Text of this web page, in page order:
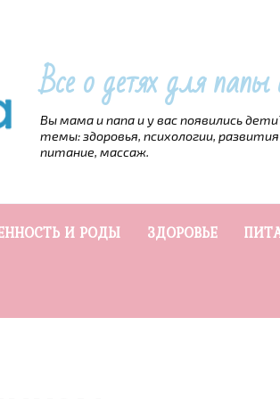
Все о детях для
Вы мама и папа и у вас появились
темы: здоровья, психологии,
питание, массаж.
И РОДЫ ЗДОРОВЬЕ